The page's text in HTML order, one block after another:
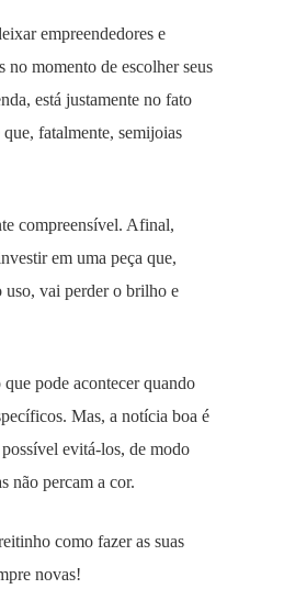
empreendedores e
no momento de escolher seus
está justamente no fato
fatalmente, semijoias
compreensível. Afinal,
em uma peça que,
uso, vai perder o brilho e
que pode acontecer quando
Mas, a notícia boa é
evitá-los, de modo
não percam a cor.
como fazer as suas
novas!